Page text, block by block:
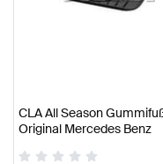
CLA All Season
Original Mercedes Benz